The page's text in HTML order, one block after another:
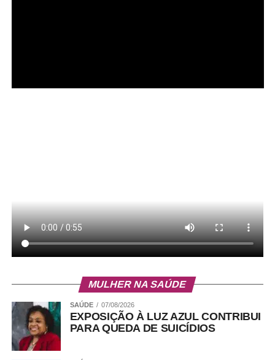
MULHER NA SAÚDE
SAÚDE 07/08/2026
EXPOSIÇÃO À LUZ AZUL CONTRIBUI
PARA QUEDA DE SUICÍDIOS